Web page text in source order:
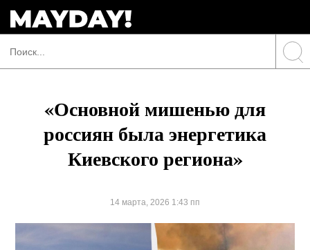
«Основной мишенью для
россиян была энергетика
Киевского региона»
14 марта, 2026 1:43 пп